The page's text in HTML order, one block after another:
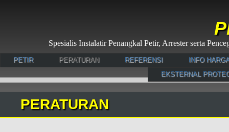
Spesialis Instalatir Penangkal Petir, Arrester serta
PETIR PERATURAN REFERENSI
INFO
EKSTERNAL
PERATURAN